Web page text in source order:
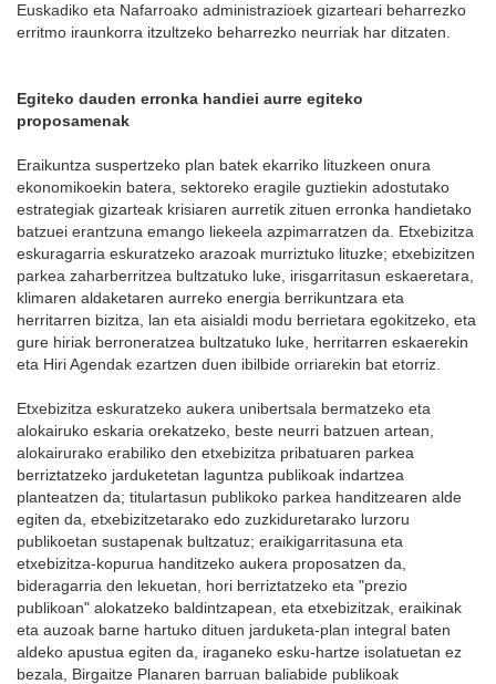
Euskadiko eta Nafarroako administrazioek gizarteari beharrezko
erritmo iraunkorra itzultzeko beharrezko neurriak har ditzaten.
Egiteko dauden erronka handiei aurre egiteko
proposamenak
Eraikuntza suspertzeko plan batek ekarriko lituzkeen onura
ekonomikoekin batera, sektoreko eragile guztiekin adostutako
estrategiak gizarteak krisiaren aurretik zituen erronka handietako
batzuei erantzuna emango liekeela azpimarratzen da. Etxebizitza
eskuragarria eskuratzeko arazoak murriztuko lituzke; etxebizitzen
parkea zaharberritzea bultzatuko luke, irisgarritasun eskaeretara,
klimaren aldaketaren aurreko energia berrikuntzara eta
herritarren bizitza, lan eta aisialdi modu berrietara egokitzeko, eta
gure hiriak berroneratzea bultzatuko luke, herritarren eskaerekin
eta Hiri Agendak ezartzen duen ibilbide orriarekin bat etorriz.
Etxebizitza eskuratzeko aukera unibertsala bermatzeko eta
alokairuko eskaria orekatzeko, beste neurri batzuen artean,
alokairurako erabiliko den etxebizitza pribatuaren parkea
berriztatzeko jarduketetan laguntza publikoak indartzea
planteatzen da; titulartasun publikoko parkea handitzearen alde
egiten da, etxebizitzetarako edo zuzkiduretarako lurzoru
publikoetan sustapenak bultzatuz; eraikigarritasuna eta
etxebizitza-kopurua handitzeko aukera proposatzen da,
bideragarria den lekuetan, hori berriztatzeko eta "prezio
publikoan" alokatzeko baldintzapean, eta etxebizitzak, eraikinak
eta auzoak barne hartuko dituen jarduketa-plan integral baten
aldeko apustua egiten da, iraganeko esku-hartze isolatuetan ez
bezala, Birgaitze Planaren barruan baliabide publikoak